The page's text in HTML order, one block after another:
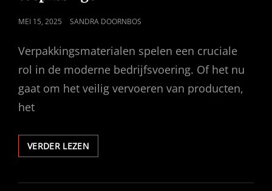
GEPUBLICEERD
MEI 15, 2025 SANDRA DOORNBOS
Verpakkingsmaterialen spelen een cruciale
rol in de moderne bedrijfsvoering. Of het nu
gaat om het veilig vervoeren van producten,
het
VERDER LEZEN
VOOR
TOEPASSINGEN